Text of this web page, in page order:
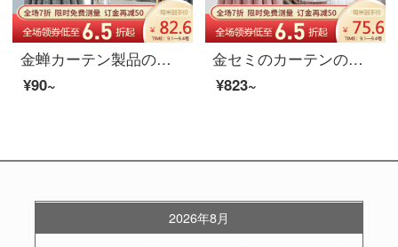
金蝉カーテン製品の防熱日よけは麻の遮光布のようにカスタマイズして着地した純色のリビングルームのカーテンを12月にマットな墨色0.1メートルで撮ろうとします。
¥90~
金セミのカーテンの遮光は簡単です。現代北欧の星空のカーテンをカスタマイズして、寝室のリビングルームのカーテンを作っています。天縁天縁-ピンク(8027-19)1メートルの材料価格(フック/穴あけ無料加工)は何メートルの撮影が必要ですか？
¥823~
2026年8月